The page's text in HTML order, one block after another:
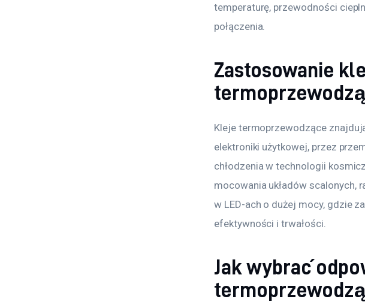
temperaturę, przewodności
połączenia.
Zastosowanie
Kleje termoprzewodzące
elektroniki użytkowej, przez
chłodzenia w technologii
mocowania układów scalonych,
w LED-ach o dużej mocy, gdzie
efektywności i trwałości.
Jak wybrać